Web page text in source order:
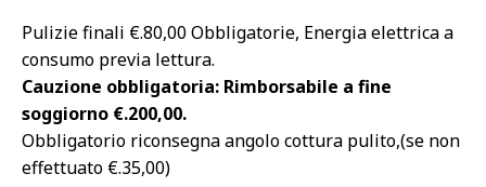
Pulizie finali €.80,00 Obbligatorie, Energia elettrica a
consumo previa lettura.
Cauzione obbligatoria: Rimborsabile a fine
soggiorno €.200,00.
Obbligatorio riconsegna angolo cottura pulito,(se non
effettuato €.35,00)